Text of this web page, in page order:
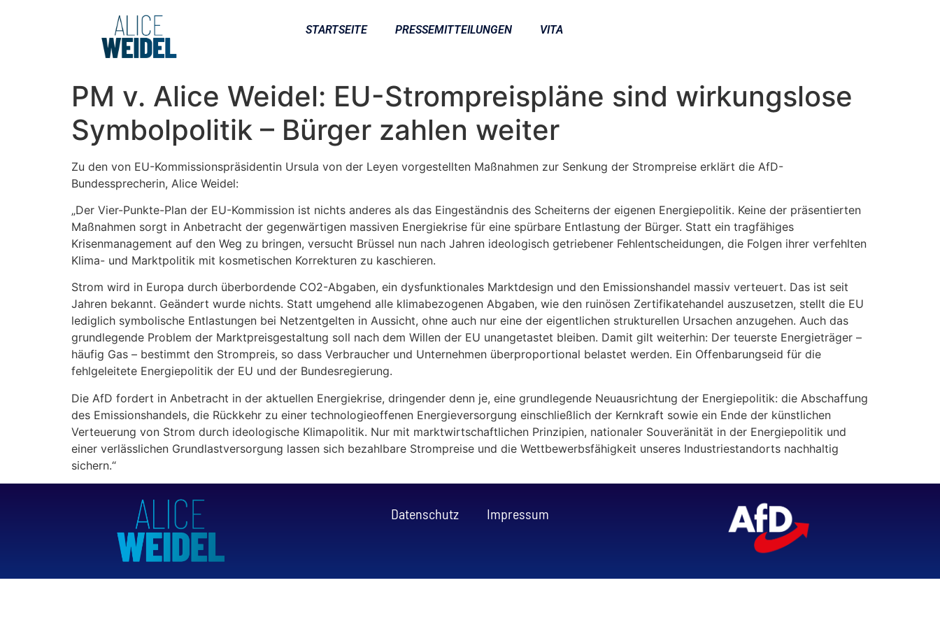
STARTSEITE PRESSEMITTEILUNGEN VITA
PM v. Alice Weidel: EU-Strompreispläne sind wirkungslose
Symbolpolitik – Bürger zahlen weiter
Zu den von EU-Kommissionspräsidentin Ursula von der Leyen vorgestellten Maßnahmen zur Senkung der Strompreise erklärt die AfD-
Bundessprecherin, Alice Weidel:
„Der Vier-Punkte-Plan der EU-Kommission ist nichts anderes als das Eingeständnis des Scheiterns der eigenen Energiepolitik. Keine der präsentierten
Maßnahmen sorgt in Anbetracht der gegenwärtigen massiven Energiekrise für eine spürbare Entlastung der Bürger. Statt ein tragfähiges
Krisenmanagement auf den Weg zu bringen, versucht Brüssel nun nach Jahren ideologisch getriebener Fehlentscheidungen, die Folgen ihrer verfehlten
Klima- und Marktpolitik mit kosmetischen Korrekturen zu kaschieren.
Strom wird in Europa durch überbordende CO2-Abgaben, ein dysfunktionales Marktdesign und den Emissionshandel massiv verteuert. Das ist seit
Jahren bekannt. Geändert wurde nichts. Statt umgehend alle klimabezogenen Abgaben, wie den ruinösen Zertifikatehandel auszusetzen, stellt die EU
lediglich symbolische Entlastungen bei Netzentgelten in Aussicht, ohne auch nur eine der eigentlichen strukturellen Ursachen anzugehen. Auch das
grundlegende Problem der Marktpreisgestaltung soll nach dem Willen der EU unangetastet bleiben. Damit gilt weiterhin: Der teuerste Energieträger –
häufig Gas – bestimmt den Strompreis, so dass Verbraucher und Unternehmen überproportional belastet werden. Ein Offenbarungseid für die
fehlgeleitete Energiepolitik der EU und der Bundesregierung.
Die AfD fordert in Anbetracht in der aktuellen Energiekrise, dringender denn je, eine grundlegende Neuausrichtung der Energiepolitik: die Abschaffung
des Emissionshandels, die Rückkehr zu einer technologieoffenen Energieversorgung einschließlich der Kernkraft sowie ein Ende der künstlichen
Verteuerung von Strom durch ideologische Klimapolitik. Nur mit marktwirtschaftlichen Prinzipien, nationaler Souveränität in der Energiepolitik und
einer verlässlichen Grundlastversorgung lassen sich bezahlbare Strompreise und die Wettbewerbsfähigkeit unseres Industriestandorts nachhaltig
sichern.“
Datenschutz Impressum